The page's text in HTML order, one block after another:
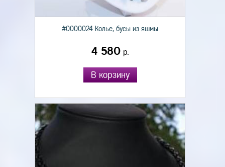
#0000024 Колье, бусы из яшмы
4 580р.
В корзину